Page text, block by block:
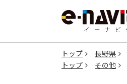
トップ 長野県
トップ
その他